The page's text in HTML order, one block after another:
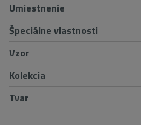
Umiestnenie
Špeciálne vlastnosti
Vzor
Kolekcia
Tvar